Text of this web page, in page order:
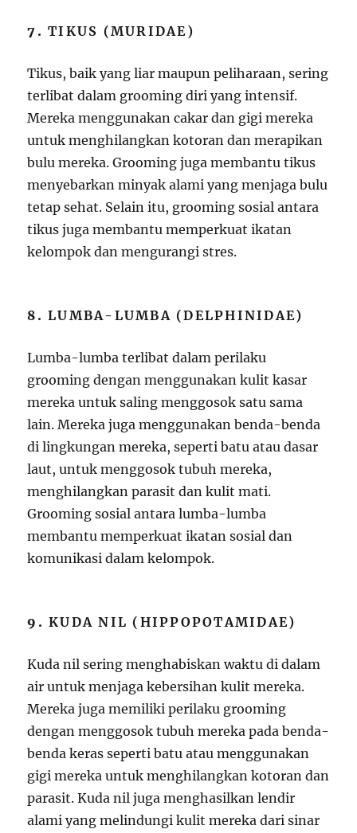
7.TIKUS (MURIDAE)
Tikus, baik yang liar maupun peliharaan, sering
terlibat dalam grooming diri yang intensif.
Mereka menggunakan cakar dan gigi mereka
untuk menghilangkan kotoran dan merapikan
bulu mereka. Grooming juga membantu tikus
menyebarkan minyak alami yang menjaga bulu
tetap sehat. Selain itu, grooming sosial antara
tikus juga membantu memperkuat ikatan
kelompok dan mengurangi stres.
8.LUMBA-LUMBA (DELPHINIDAE)
Lumba-lumba terlibat dalam perilaku
grooming dengan menggunakan kulit kasar
mereka untuk saling menggosok satu sama
lain. Mereka juga menggunakan benda-benda
di lingkungan mereka, seperti batu atau dasar
laut, untuk menggosok tubuh mereka,
menghilangkan parasit dan kulit mati.
Grooming sosial antara lumba-lumba
membantu memperkuat ikatan sosial dan
komunikasi dalam kelompok.
9.KUDA NIL (HIPPOPOTAMIDAE)
Kuda nil sering menghabiskan waktu di dalam
air untuk menjaga kebersihan kulit mereka.
Mereka juga memiliki perilaku grooming
dengan menggosok tubuh mereka pada benda-
benda keras seperti batu atau menggunakan
gigi mereka untuk menghilangkan kotoran dan
parasit. Kuda nil juga menghasilkan lendir
alami yang melindungi kulit mereka dari sinar